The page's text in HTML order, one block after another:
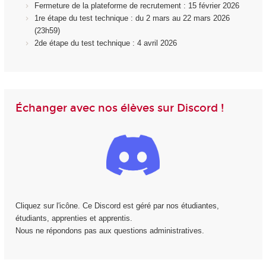
Fermeture de la plateforme de recrutement : 15 février 2026
1re étape du test technique : du 2 mars au 22 mars 2026
(23h59)
2de étape du test technique : 4 avril 2026
Échanger avec nos élèves sur Discord !
Cliquez sur l'icône. Ce Discord est géré par nos étudiantes,
étudiants, apprenties et apprentis.
Nous ne répondons pas aux questions administratives.